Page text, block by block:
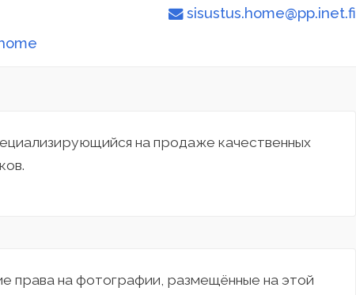
sisustus.home@pp.inet.fi
на продаже качественных
права на фотографии, размещённые на этой